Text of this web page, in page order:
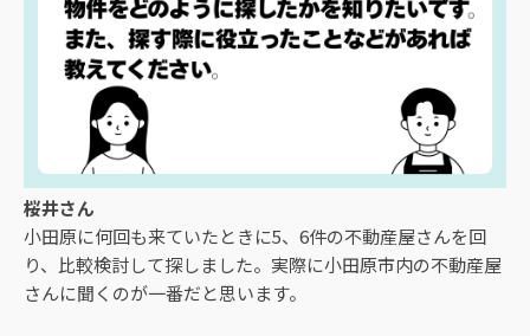
桜井さん
小田原に何回も来ていたときに5、6件の不動産屋さんを回
り、比較検討して探しました。実際に小田原市内の不動産屋
さんに聞くのが一番だと思います。